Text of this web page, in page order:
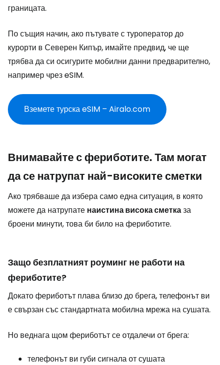
границата.
По същия начин, ако пътувате с туроператор до
курорти в Северен Кипър, имайте предвид, че ще
трябва да си осигурите мобилни данни предварително,
например чрез eSIM.
Вземете турска eSIM – Airalo.com
Внимавайте с фериботите. Там могат
да се натрупат най-високите сметки
Ако трябваше да избера само една ситуация, в която
можете да натрупате наистина висока сметказа
броени минути, това би било на фериботите.
Защо безплатният роуминг не работи на
фериботите?
Докато фериботът плава близо до брега, телефонът ви
е свързан със стандартната мобилна мрежа на сушата.
Но веднага щом фериботът се отдалечи от брега:
телефонът ви губи сигнала от сушата